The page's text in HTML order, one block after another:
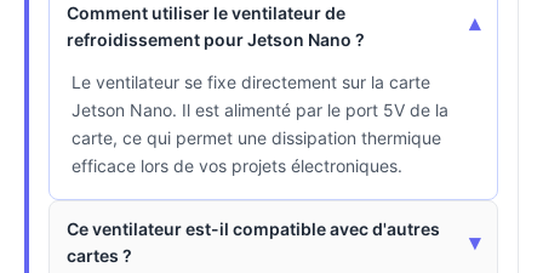
Comment utiliser le ventilateur de
refroidissement pour Jetson Nano ?
▾
Le ventilateur se fixe directement sur la carte
Jetson Nano. Il est alimenté par le port 5V de la
carte, ce qui permet une dissipation thermique
efficace lors de vos projets électroniques.
Ce ventilateur est-il compatible avec d'autres
cartes ?
▾